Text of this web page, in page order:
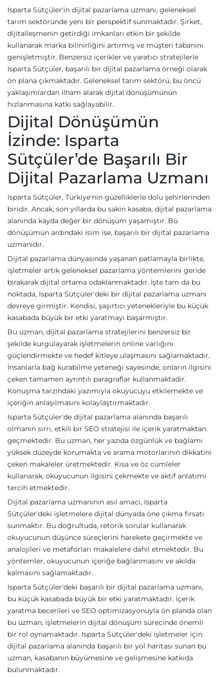
Isparta Sütçüler'in dijital pazarlama uzmanı, geleneksel
tarım sektöründe yeni bir perspektif sunmaktadır. Şirket,
dijitalleşmenin getirdiği imkanları etkin bir şekilde
kullanarak marka bilinirliğini artırmış ve müşteri tabanını
genişletmiştir. Benzersiz içerikler ve yaratıcı stratejilerle
Isparta Sütçüler, başarılı bir dijital pazarlama örneği olarak
ön plana çıkmaktadır. Geleneksel tarım sektörü, bu öncü
yaklaşımlardan ilham alarak dijital dönüşümünün
hızlanmasına katkı sağlayabilir.
Dijital Dönüşümün
İzinde: Isparta
Sütçüler’de Başarılı Bir
Dijital Pazarlama Uzmanı
Isparta Sütçüler, Türkiye'nin güzelliklerle dolu şehirlerinden
biridir. Ancak, son yıllarda bu sakin kasaba, dijital pazarlama
alanında kayda değer bir dönüşüm yaşamıştır. Bu
dönüşümün ardındaki isim ise, başarılı bir dijital pazarlama
uzmanıdır.
Dijital pazarlama dünyasında yaşanan patlamayla birlikte,
işletmeler artık geleneksel pazarlama yöntemlerini geride
bırakarak dijital ortama odaklanmaktadır. İşte tam da bu
noktada, Isparta Sütçüler'deki bir dijital pazarlama uzmanı
devreye girmiştir. Kendisi, şaşırtıcı yetenekleriyle bu küçük
kasabada büyük bir etki yaratmayı başarmıştır.
Bu uzman, dijital pazarlama stratejilerini benzersiz bir
şekilde kurgulayarak işletmelerin online varlığını
güçlendirmekte ve hedef kitleye ulaşmasını sağlamaktadır.
İnsanlarla bağ kurabilme yeteneği sayesinde, onların ilgisini
çeken tamamen ayrıntılı paragraflar kullanmaktadır.
Konuşma tarzındaki yazımıyla okuyucuyu etkilemekte ve
içeriğin anlaşılmasını kolaylaştırmaktadır.
Isparta Sütçüler'de dijital pazarlama alanında başarılı
olmanın sırrı, etkili bir SEO stratejisi ile içerik yaratmaktan
geçmektedir. Bu uzman, her yazıda özgünlük ve bağlamı
yüksek düzeyde korumakta ve arama motorlarının dikkatini
çeken makaleler üretmektedir. Kısa ve öz cümleler
kullanarak, okuyucunun ilgisini çekmekte ve aktif anlatımı
tercih etmektedir.
Dijital pazarlama uzmanının asıl amacı, Isparta
Sütçüler'deki işletmelere dijital dünyada öne çıkma fırsatı
sunmaktır. Bu doğrultuda, retorik sorular kullanarak
okuyucunun düşünce süreçlerini harekete geçirmekte ve
analojileri ve metaforları makalelere dahil etmektedir. Bu
yöntemler, okuyucunun içeriğe bağlanmasını ve akılda
kalmasını sağlamaktadır.
Isparta Sütçüler'deki başarılı bir dijital pazarlama uzmanı,
bu küçük kasabada büyük bir etki yaratmaktadır. İçerik
yaratma becerileri ve SEO optimizasyonuyla ön planda olan
bu uzman, işletmelerin dijital dönüşüm sürecinde önemli
bir rol oynamaktadır. Isparta Sütçüler'deki işletmeler için
dijital pazarlama alanında başarılı bir yol haritası sunan bu
uzman, kasabanın büyümesine ve gelişmesine katkıda
bulunmaktadır.